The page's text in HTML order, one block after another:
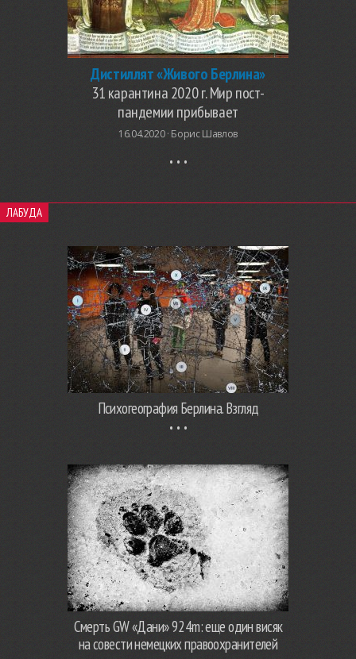
Дистиллят «Живого Берлина»
31 карантина 2020 г. Мир пост-
пандемии прибывает
16.04.2020 · Борис Шавлов
ЛАБУДА
Психогеография Берлина. Взгляд
Смерть GW «Дани» 924m: еще один висяк
на совести немецких правоохранителей